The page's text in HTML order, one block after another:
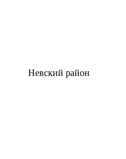
Невский район